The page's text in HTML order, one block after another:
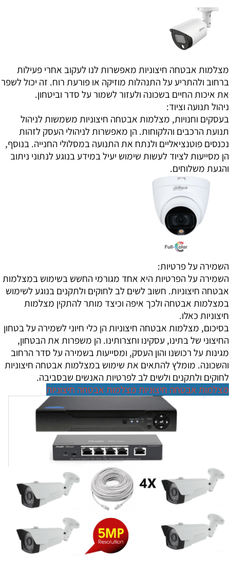
מצלמות אבטחה חיצוניות מאפשרות לנו לעקוב אחרי פעילות
ברחוב ולהתריע על התנהלות מוזיקה או פורעת רוח. זה יכול לשפר
את איכות החיים בשכונה ולעזור לשמור על סדר וביטחון.
ניהול תנועה וציוד:
בעסקים וחנויות, מצלמות אבטחה חיצוניות משמשות לניהול
תנועת הרכבים והלקוחות. הן מאפשרות לניהולי העסק לזהות
נכנסים פוטנציאליים ולנתח את התנועה במסלולי החנייה. בנוסף,
הן מסייעות לציוד לעשות שימוש יעיל במידע בנוגע לנתוני ניתוב
והגעת משלוחים.
השמירה על פרטיות:
השמירה על הפרטיות היא אחד מגורמי החשש בשימוש במצלמות
אבטחה חיצוניות. חשוב לשים לב לחוקים ולתקנים בנוגע לשימוש
במצלמות אבטחה ולכך איפה וכיצד מותר להתקין מצלמות
חיצוניות כאלו.
בסיכום, מצלמות אבטחה חיצוניות הן כלי חיוני לשמירה על בטחון
החיצוני של בתינו, עסקינו וחצרותינו. הן משפרות את הבטחון,
מגינות על רכושנו והון העסק, ומסייעות בשמירה על סדר הרחוב
והשכונה. מומלץ להתאים את שימוש במצלמות אבטחה חיצוניות
לחוקים ולתקנים ולשים לב לפרטיות האנשים שבסביבה.
מצלמות אבטחה חיצוניות מצלמות אבטחה חיצוניות